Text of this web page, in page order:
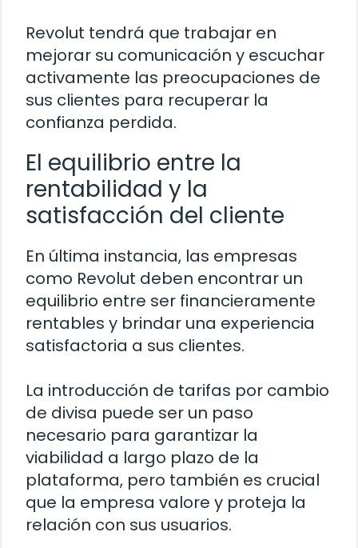
Revolut tendrá que trabajar en
mejorar su comunicación y escuchar
activamente las preocupaciones de
sus clientes para recuperar la
confianza perdida.
El equilibrio entre la
rentabilidad y la
satisfacción del cliente
En última instancia, las empresas
como Revolut deben encontrar un
equilibrio entre ser financieramente
rentables y brindar una experiencia
satisfactoria a sus clientes.
La introducción de tarifas por cambio
de divisa puede ser un paso
necesario para garantizar la
viabilidad a largo plazo de la
plataforma, pero también es crucial
que la empresa valore y proteja la
relación con sus usuarios.